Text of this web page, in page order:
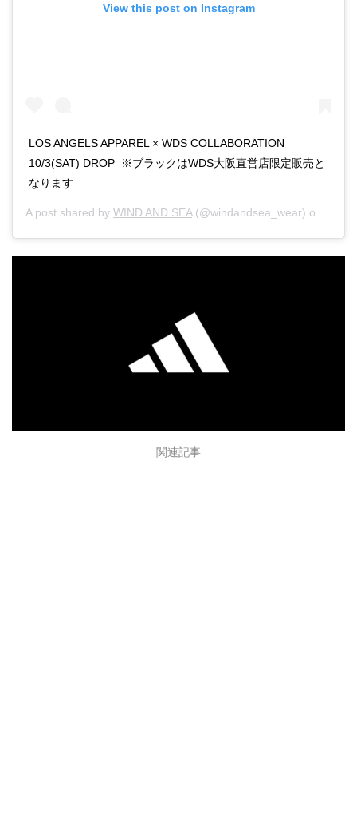
View this post on Instagram
LOS ANGELS APPAREL × WDS COLLABORATION
10/3(SAT) DROP ※ブラックはWDS大阪直営店限定販売と
なります
A post shared by WIND AND SEA(@windandsea_wear) on
関連記事